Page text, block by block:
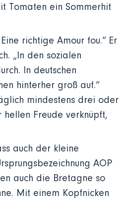
Tomaten ein Sommerhit
richtige Amour fou.“ Er
„In den sozialen
In deutschen
hinterher groß auf.“
mindestens drei oder
Freude verknüpft,
auch der kleine
AOP
auch die Bretagne so
Mit einem Kopfnicken